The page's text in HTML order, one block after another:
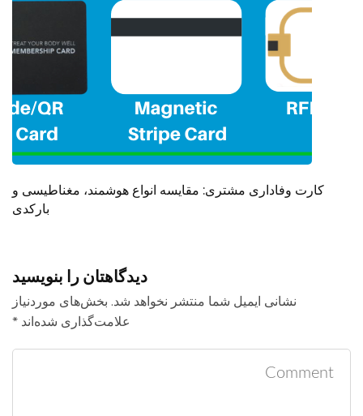
کارت وفاداری مشتری: مقایسه انواع هوشمند، مغناطیسی و
بارکدی
دیدگاهتان را بنویسید
نشانی ایمیل شما منتشر نخواهد شد.بخش‌های موردنیاز
علامت‌گذاری شده‌اند*